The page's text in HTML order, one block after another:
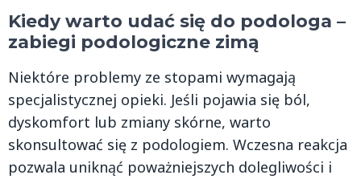
Kiedy warto udać się do podologa –
zabiegi podologiczne zimą
Niektóre problemy ze stopami wymagają
specjalistycznej opieki. Jeśli pojawia się ból,
dyskomfort lub zmiany skórne, warto
skonsultować się z podologiem. Wczesna reakcja
pozwala uniknąć poważniejszych dolegliwości i